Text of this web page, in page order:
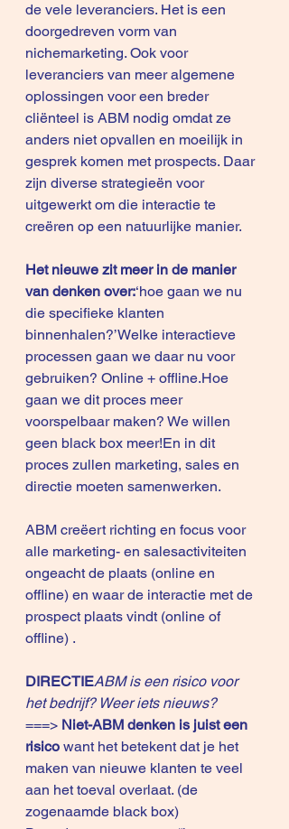
de vele leveranciers. Het is een
doorgedreven vorm van
nichemarketing. Ook voor
leveranciers van meer algemene
oplossingen voor een breder
cliënteel is ABM nodig omdat ze
anders niet opvallen en moeilijk in
gesprek komen met prospects. Daar
zijn diverse strategieën voor
uitgewerkt om die interactie te
creëren op een natuurlijke manier.
Het nieuwe zit meer in de manier
van denken over:‘hoe gaan we nu
die specifieke klanten
binnenhalen?’Welke interactieve
processen gaan we daar nu voor
gebruiken? Online + offline.Hoe
gaan we dit proces meer
voorspelbaar maken? We willen
geen black box meer!En in dit
proces zullen marketing, sales en
directie moeten samenwerken.
ABM creëert richting en focus voor
alle marketing- en salesactiviteiten
ongeacht de plaats (online en
offline) en waar de interactie met de
prospect plaats vindt (online of
offline) .
DIRECTIEABM is een risico voor
het bedrijf? Weer iets nieuws?
===> Niet-ABM denken is juist een
risico want het betekent dat je het
maken van nieuwe klanten te veel
aan het toeval overlaat. (de
zogenaamde black box)